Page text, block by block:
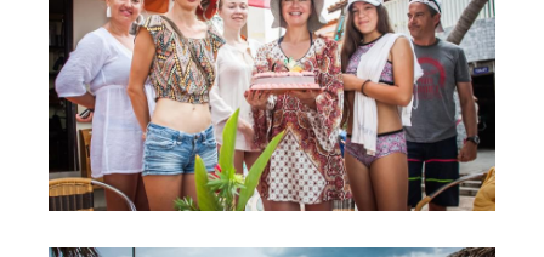
Медиа
Фото
Видео
Места катания
Наши станции
Ветратория.Дахаб